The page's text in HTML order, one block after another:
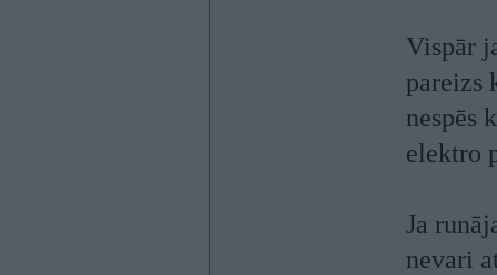
Vispār
pareizs
nespēs
elektro
Ja
nevari